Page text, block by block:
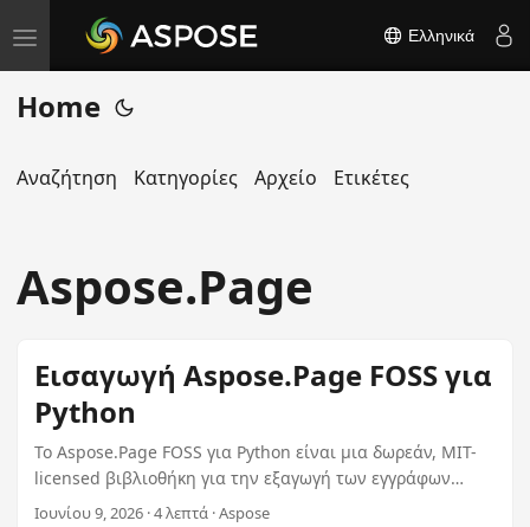
T
o
g
l
a
v
o
Ελληνικά
Home
Αναζήτηση Κατηγορίες Αρχείο Ετικέτες
Aspose.Page
Εισαγωγή Aspose.Page FOSS για
Python
Το Aspose.Page FOSS για Python είναι μια δωρεάν, MIT-
licensed βιβλιοθήκη για την εξαγωγή των εγγράφων
PostScript (PS), EPS και XPS σε PDF και raster εικόνες.
Ιουνίου 9, 2026 · 4 λεπτά · Aspose